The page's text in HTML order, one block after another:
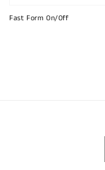
Fast Form On/Off